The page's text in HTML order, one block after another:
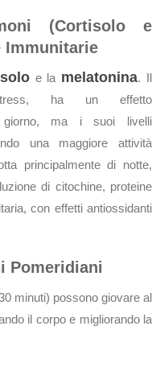
(Cortisolo e
Immunitarie
e la melatonina. Il
ha un effetto
giorno, ma i suoi livelli
una maggiore attività
principalmente di notte,
di citochine, proteine
con effetti antiossidanti
Pomeridiani
minuti) possono giovare al
il corpo e migliorando la